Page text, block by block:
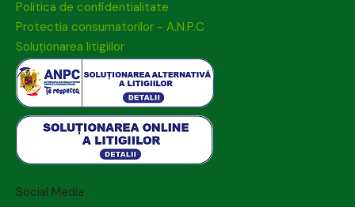
Politica de confidentialitate
Protectia consumatorilor - A.N.P.C
Soluționarea litigiilor
Social Media